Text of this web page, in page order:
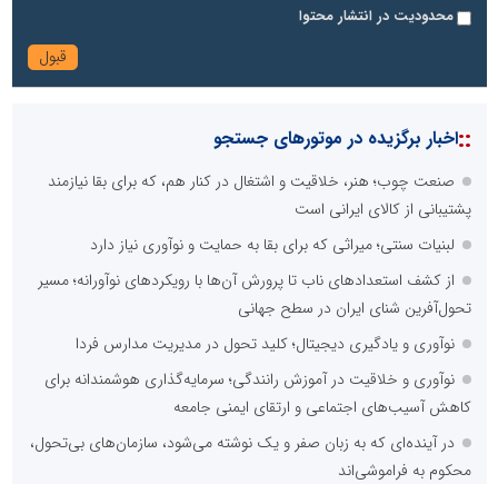
محدودیت در انتشار محتوا
::اخبار برگزیده در موتورهای جستجو
صنعت چوب؛ هنر، خلاقیت و اشتغال در کنار هم، که برای بقا نیازمند
پشتیبانی از کالای ایرانی است
لبنیات سنتی؛ میراثی که برای بقا به حمایت و نوآوری نیاز دارد
از کشف استعدادهای ناب تا پرورش آن‌ها با رویکردهای نوآورانه؛ مسیر
تحول‌آفرین شنای ایران در سطح جهانی
نوآوری و یادگیری دیجیتال؛ کلید تحول در مدیریت مدارس فردا
نوآوری و خلاقیت در آموزش رانندگی؛ سرمایه‌گذاری هوشمندانه برای
کاهش آسیب‌های اجتماعی و ارتقای ایمنی جامعه
در آینده‌ای که به زبان صفر و یک نوشته می‌شود، سازمان‌های بی‌تحول،
محکوم به فراموشی‌اند